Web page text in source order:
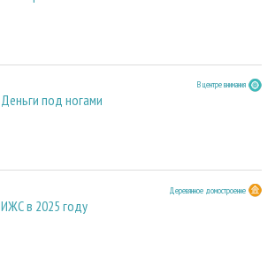
В центре внимания
Деньги под ногами
Деревянное домостроение
ИЖС в 2025 году